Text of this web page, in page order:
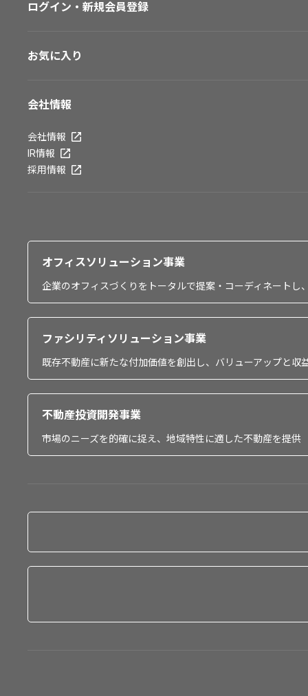
ログイン・新規会員登録
お気に入り
会社情報
会社情報
IR情報
採用情報
オフィスソリューション事業
企業のオフィスづくりをトータルで提案・コーディネート
ファシリティソリューション事業
既存不動産に新たな付加価値を創出し、バリューアップと収
不動産投資開発事業
市場のニーズを的確に捉え、地域特性に適した不動産を提供